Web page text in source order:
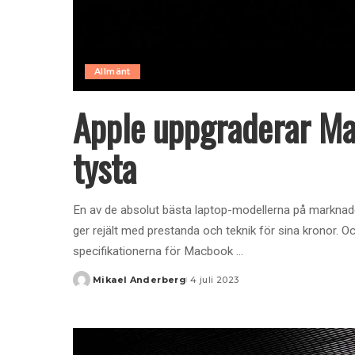
Allmänt
Apple uppgraderar
tysta
En av de absolut bästa laptop-modellerna på
ger rejält med prestanda och teknik för sina kronor.
specifikationerna för Macbook ...
Posted
Mikael Anderberg 4 juli 2023